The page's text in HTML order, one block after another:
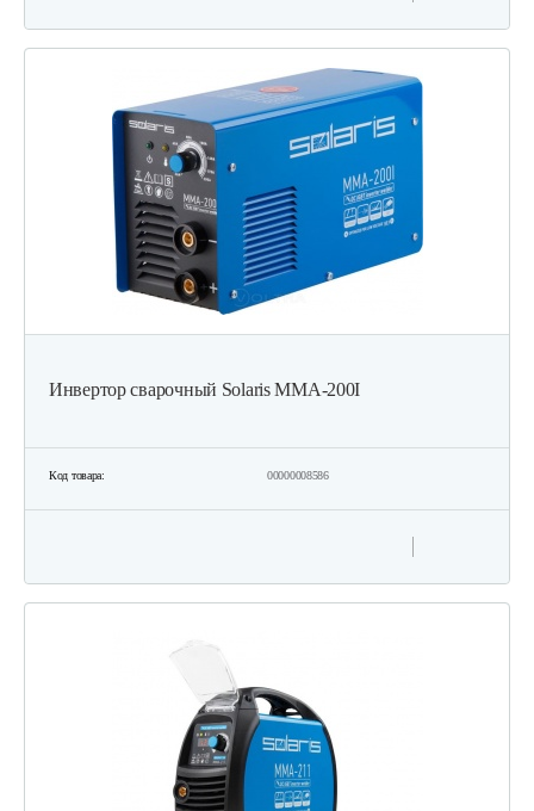
Инвертор сварочный Solaris MMA-200I
Код товара: 00000008586